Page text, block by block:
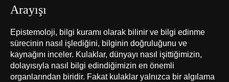
Arayışı
Epistemoloji, bilgi kuramı olarak bilinir ve bilgi edinme
sürecinin nasıl işlediğini, bilginin doğruluğunu ve
kaynağını inceler. Kulaklar, dünyayı nasıl işittiğimizin,
dolayısıyla nasıl bilgi edindiğimizin en önemli
organlarından biridir. Fakat kulaklar yalnızca bir algılama